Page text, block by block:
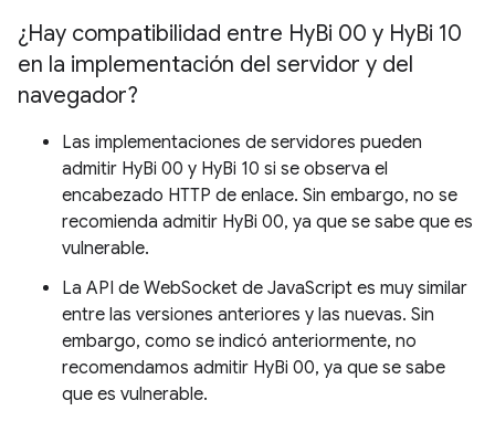
¿Hay compatibilidad entre HyBi 00 y HyBi 10
en la implementación del servidor y del
navegador?
Las implementaciones de servidores pueden
admitir HyBi 00 y HyBi 10 si se observa el
encabezado HTTP de enlace. Sin embargo, no se
recomienda admitir HyBi 00, ya que se sabe que es
vulnerable.
La API de WebSocket de JavaScript es muy similar
entre las versiones anteriores y las nuevas. Sin
embargo, como se indicó anteriormente, no
recomendamos admitir HyBi 00, ya que se sabe
que es vulnerable.